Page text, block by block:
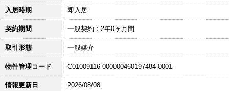
入居時期 即入居
契約期間 一般契約：2年0ヶ月間
取引形態 一般媒介
物件管理コード C01009116-000000460197484-0001
情報更新日 2026/08/08